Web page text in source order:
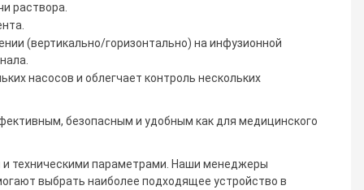
раствора.
(вертикально/горизонтально) на инфузионной
насосов и облегчает контроль нескольких
безопасным и удобным как для медицинского
техническими параметрами. Наши менеджеры
выбрать наиболее подходящее устройство в